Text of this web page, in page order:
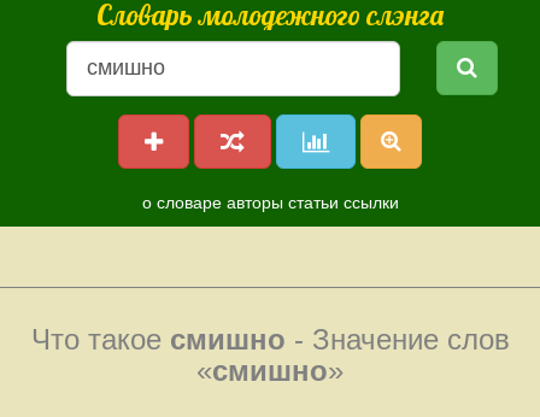
Словарь молодежного слэнга
о словаре авторы статьи ссылки
Что такое смишно - Значение слов
«смишно»